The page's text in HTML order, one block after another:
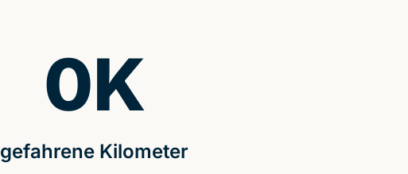
gefahrene Kilometer
0K